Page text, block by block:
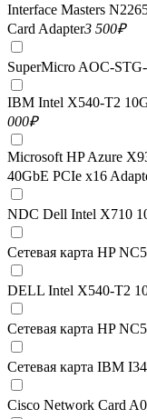
Interface Masters
Card Adapter3 500₽
SuperMicro AOC-
IBM Intel X540-T2
000₽
Microsoft HP Azure
40GbE PCIe x16
NDC Dell Intel X710
Сетевая карта HP
DELL Intel X540-T2
Сетевая карта HP
Сетевая карта IBM
Cisco Network Card